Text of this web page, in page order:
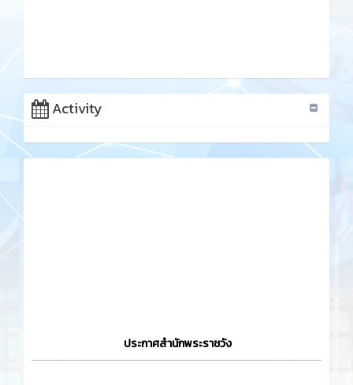
Activity
ประกาศสำนักพระราชวัง